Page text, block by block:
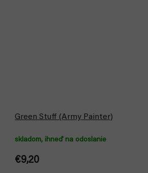
Green Stuff (Army Painter)
skladom, ihneď na odoslanie
€9,20